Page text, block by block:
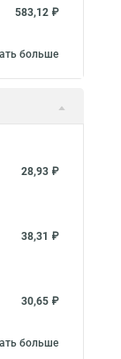
583,12 ₽
больше
28,93 ₽
38,31 ₽
30,65 ₽
больше